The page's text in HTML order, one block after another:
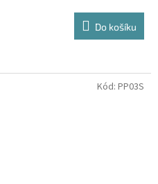
Do košíku
Kód: PP03S